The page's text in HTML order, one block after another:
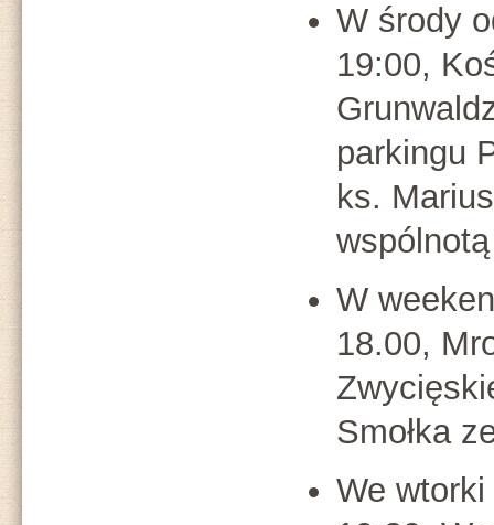
W środy
19:00,
parkingu
ks.
W
18.00,
Smołka
We